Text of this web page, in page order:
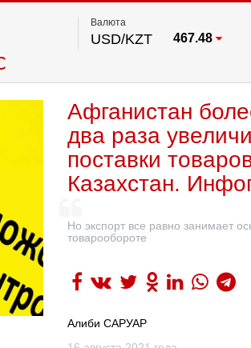
Валюта
USD/KZT 467.48
Афганистан
два раза
поставки
Казахстан.
Но экспорт все равно занимает
товарообороте
Алиби САРУАР